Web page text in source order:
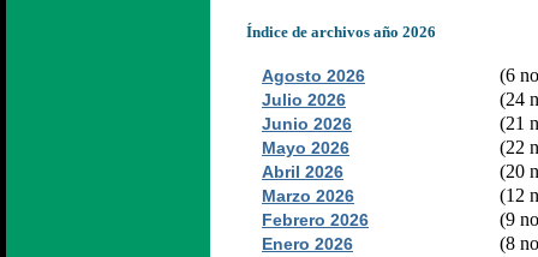
Índice de archivos año 2026
Agosto 2026 (6
Julio 2026 (24
Junio 2026 (21
Mayo 2026 (22
Abril 2026 (20
Marzo 2026 (12
Febrero 2026 (9
Enero 2026 (8